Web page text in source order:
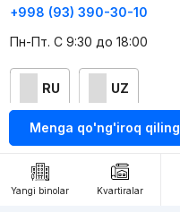
Menga qo'ng'iroq qiling
Yangi binolar Kvartiralar
+998 (93) 390-30-10
Пн-Пт. С 9:30 до 18:00
RU UZ
Kontaktlar
loyiha haqida
Webnow © loyihasi